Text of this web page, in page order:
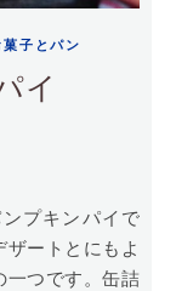
子とパン
イ
ートとにもよ
一つです。缶詰